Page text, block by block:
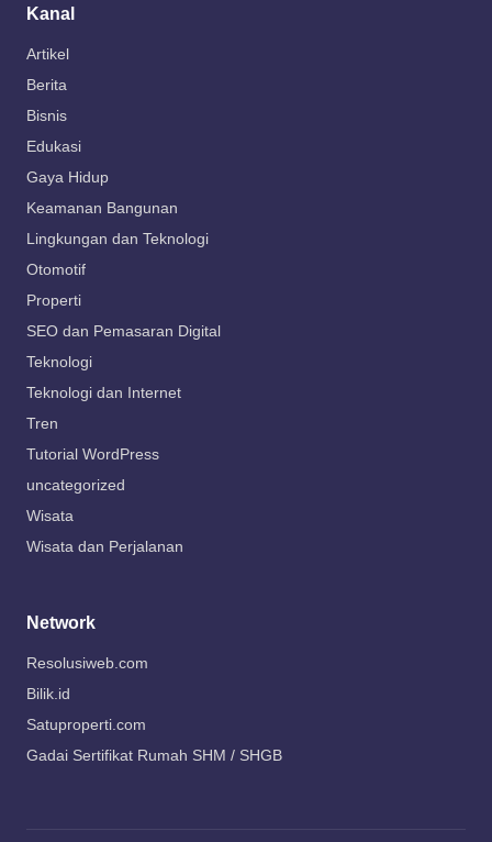
Kanal
Artikel
Berita
Bisnis
Edukasi
Gaya Hidup
Keamanan Bangunan
Lingkungan dan Teknologi
Otomotif
Properti
SEO dan Pemasaran Digital
Teknologi
Teknologi dan Internet
Tren
Tutorial WordPress
uncategorized
Wisata
Wisata dan Perjalanan
Network
Resolusiweb.com
Bilik.id
Satuproperti.com
Gadai Sertifikat Rumah SHM / SHGB